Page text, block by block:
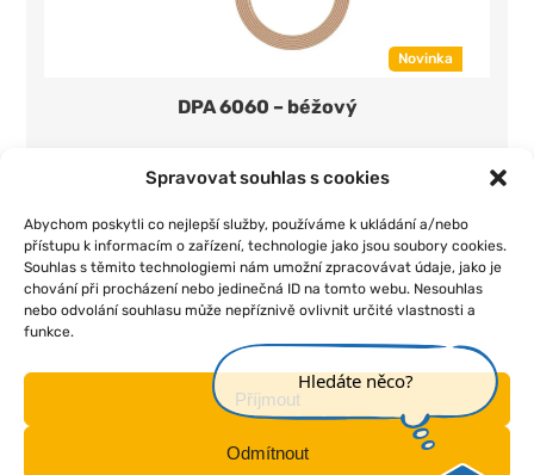
Spravovat souhlas s cookies
Abychom poskytli co nejlepší služby, používáme k ukládání a/nebo
přístupu k informacím o zařízení, technologie jako jsou soubory cookies.
Souhlas s těmito technologiemi nám umožní zpracovávat údaje, jako je
chování při procházení nebo jedinečná ID na tomto webu. Nesouhlas
nebo odvolání souhlasu může nepříznivě ovlivnit určité vlastnosti a
funkce.
Příjmout
Odmítnout
Novinka
DPA 6060 – béžový
Úvod | O nás | Pojištění | Obchodní podmínky | Kontakt
Hledáte něco?